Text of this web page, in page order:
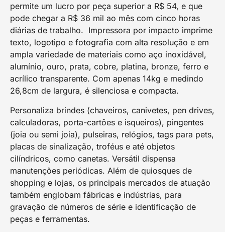
permite um lucro por peça superior a R$ 54, e que
pode chegar a R$ 36 mil ao mês com cinco horas
diárias de trabalho. Impressora por impacto imprime
texto, logotipo e fotografia com alta resolução e em
ampla variedade de materiais como aço inoxidável,
alumínio, ouro, prata, cobre, platina, bronze, ferro e
acrílico transparente. Com apenas 14kg e medindo
26,8cm de largura, é silenciosa e compacta.
Personaliza brindes (chaveiros, canivetes, pen drives,
calculadoras, porta-cartões e isqueiros), pingentes
(joia ou semi joia), pulseiras, relógios, tags para pets,
placas de sinalização, troféus e até objetos
cilíndricos, como canetas. Versátil dispensa
manutenções periódicas. Além de quiosques de
shopping e lojas, os principais mercados de atuação
também englobam fábricas e indústrias, para
gravação de números de série e identificação de
peças e ferramentas.